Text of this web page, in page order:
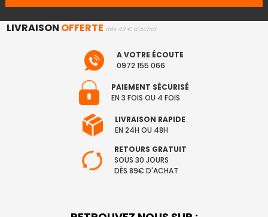
LIVRAISON OFFERTE dès 49 € d'achat
A VOTRE ÉCOUTE
0972 155 066
PAIEMENT SÉCURISÉ
EN 3 FOIS OU 4 FOIS
LIVRAISON RAPIDE
EN 24H OU 48H
RETOURS GRATUIT
SOUS 30 JOURS
DÈS 89€ D'ACHAT